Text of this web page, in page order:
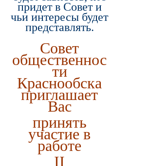
придет в Совет и
чьи интересы будет
представлять.
Совет
общественнос
ти
Краснообска
приглашает
Вас
принять
участие в
работе
II